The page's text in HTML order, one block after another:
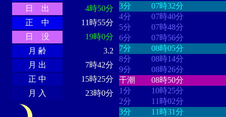
日 出
4時50分
正 中
11時55分
日 没
19時0分
月 齢
3.2
月 出
7時42分
正 中
15時25分
月 入
23時0分
3分
07時32分
4分
07時40分
5分
07時48分
6分
07時56分
7分
08時05分
8分
08時14分
9分
08時26分
干潮
08時50分
1分
10時25分
2分
11時02分
3分
11時31分